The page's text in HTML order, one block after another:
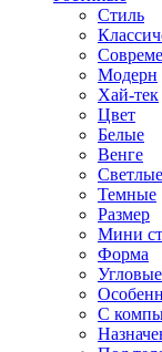
Стиль
Модерн
Хай-тек
Цвет
Белые
Венге
Светлые
Темные
Размер
Мини
Форма
Угловые
С